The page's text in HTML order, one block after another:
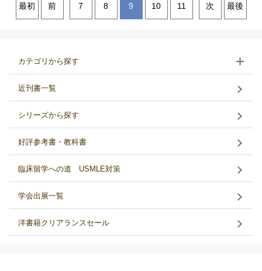
最初 前 7 8 9 10 11 次 最後
カテゴリから探す
近刊書一覧
シリーズから探す
好評参考書・教科書
臨床留学への道 USMLE対策
学会出展一覧
洋書籍クリアランスセール